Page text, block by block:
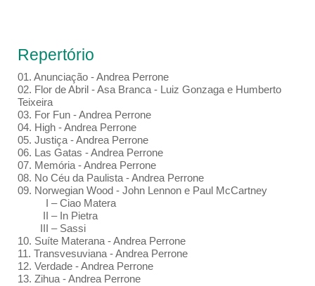
Repertório
01.⁠ ⁠Anunciação - Andrea Perrone
02.⁠ ⁠Flor de Abril - Asa Branca - Luiz Gonzaga e Humberto
Teixeira
03.⁠ ⁠For Fun - Andrea Perrone
04.⁠ High - Andrea Perrone
05.⁠ ⁠Justiça - Andrea Perrone
06.⁠ Las Gatas - Andrea Perrone
07.⁠ ⁠Memória - Andrea Perrone
08.⁠ ⁠No Céu da Paulista - Andrea Perrone
09.⁠ Norwegian Wood - John Lennon e Paul McCartney
I – Ciao Matera
II – In Pietra
III – Sassi
10.⁠ ⁠Suíte Materana - Andrea Perrone
11.⁠ ⁠Transvesuviana - Andrea Perrone
12.⁠ ⁠Verdade - Andrea Perrone
13. Zihua - Andrea Perrone